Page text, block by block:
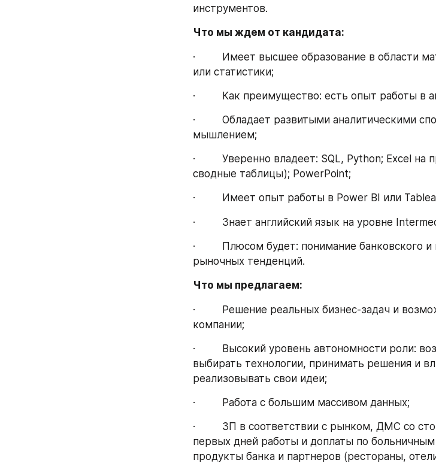
инструментов.
Что мы ждем от кандидата:
·         Имеет высшее образование в области
или статистики;
·         Как преимущество: есть опыт работы
·         Обладает развитыми аналитическими
мышлением;
·         Уверенно владеет: SQL, Python; Excel
сводные таблицы); PowerPoint;
·         Имеет опыт работы в Power BI или
·         Знает английский язык на уровне
·         Плюсом будет: понимание
рыночных тенденций.
Что мы предлагаем:
·         Решение реальных бизнес-задач и
компании;
·         Высокий уровень автономности роли:
выбирать технологии, принимать решения и
реализовывать свои идеи;
·         Работа с большим массивом данных;
·         ЗП в соответствии с рынком, ДМС со
первых дней работы и доплаты по
продукты банка и партнеров (рестораны,